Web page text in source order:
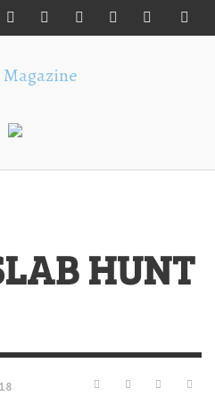
HUNT